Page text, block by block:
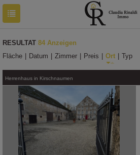
RESULTAT 84 Anzeigen
Fläche
Datum Zimmer Preis Ort Typ
Herrenhaus in Kirschnaumen